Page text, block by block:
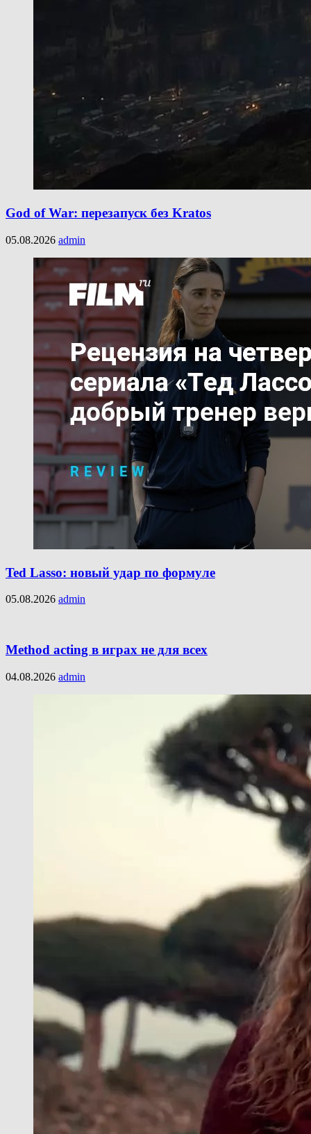
God of War: перезапуск без Kratos
05.08.2026 admin
Ted Lasso: новый удар по формуле
05.08.2026 admin
Method acting в играх не для всех
04.08.2026 admin